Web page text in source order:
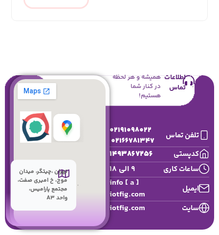
اطلاعات
تماس
همیشه و هر لحظه
در کنار شما
هستیم!
تلفن تماس
02191098022
02166781347
کدپستی
1493867256
ساعات کاری 9 الی 18
ایمیل
info [ a ]
iotfig.com
سایت iotfig.com
تهران ،چیتگر، میدان
موج، خ امیری صفت،
مجتمع پارامیس،
واحد A3